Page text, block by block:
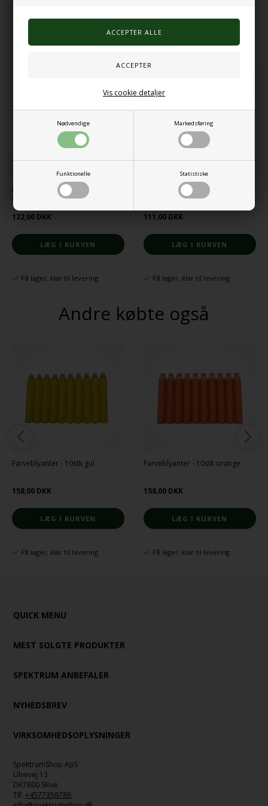
Nødvendige Markedsføring
Funktionelle Statistiske
Vis cookie detaljer
Alternative produkter
Muslingeskaller blandet pakke
900g
122,00 DKK
På lager, klar til levering
PENAGAIN BLYANT
111,00 DKK
På lager, klar til levering
Andre købte også
Farveblyanter - 10stk gul
158,00 DKK
På lager, klar til levering
Farveblyanter - 10stk orange
158,00 DKK
På lager, klar til levering
QUICK MENU
MEST SOLGTE PRODUKTER
SPEKTRUM ANBEFALER
NYHEDSBREV
VIRKSOMHEDSOPLYSNINGER
SpektrumShop ApS
Ulvevej 13
DK7800 Skive
Tlf. +4577358786